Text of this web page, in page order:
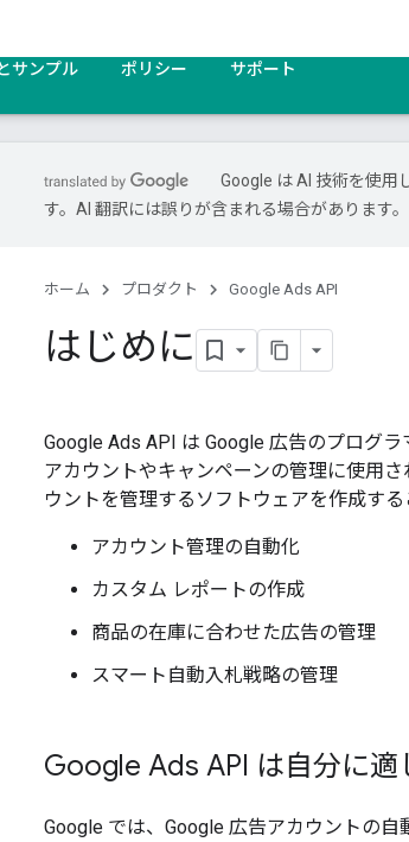
サンプル ポリシー サポート
Google は AI 技術を使用
す。AI 翻訳には誤りが含まれる場合があります。
ホーム プロダクト Google Ads API
はじめに
Google Ads API は Google 広告のプログ
アカウントやキャンペーンの管理に使用
ウントを管理するソフトウェアを作成す
アカウント管理の自動化
カスタム レポートの作成
商品の在庫に合わせた広告の管理
スマート自動入札戦略の管理
Google Ads API は自分に適
Google では、Google 広告アカウントの